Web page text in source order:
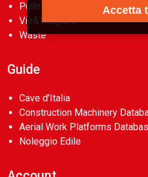
Pullman
Vie&Trasporti
Waste
Guide
Cave d’Italia
Construction Machinery
Aerial Work Platforms
Noleggio Edile
Accetta